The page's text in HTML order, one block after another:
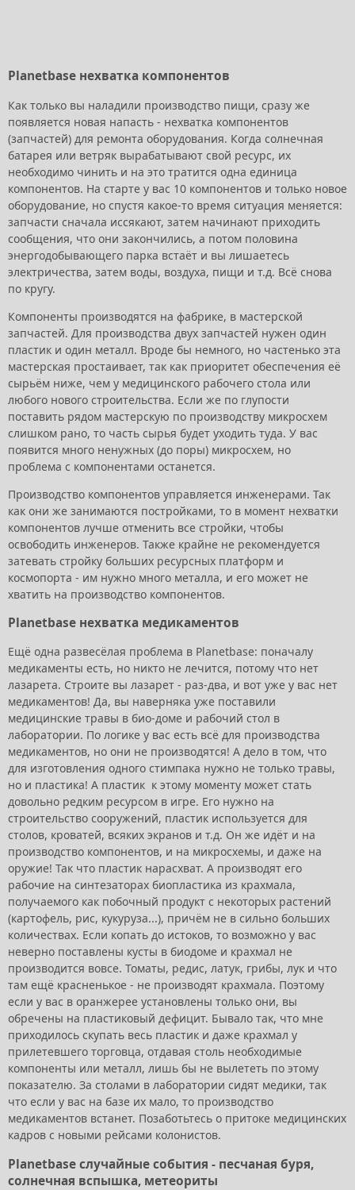
Planetbase нехватка компонентов
Как только вы наладили производство пищи, сразу же
появляется новая напасть - нехватка компонентов
(запчастей) для ремонта оборудования. Когда солнечная
батарея или ветряк вырабатывают свой ресурс, их
необходимо чинить и на это тратится одна единица
компонентов. На старте у вас 10 компонентов и только новое
оборудование, но спустя какое-то время ситуация меняется:
запчасти сначала иссякают, затем начинают приходить
сообщения, что они закончились, а потом половина
энергодобывающего парка встаёт и вы лишаетесь
электричества, затем воды, воздуха, пищи и т.д. Всё снова
по кругу.
Компоненты производятся на фабрике, в мастерской
запчастей. Для производства двух запчастей нужен один
пластик и один металл. Вроде бы немного, но частенько эта
мастерская простаивает, так как приоритет обеспечения её
сырьём ниже, чем у медицинского рабочего стола или
любого нового строительства. Если же по глупости
поставить рядом мастерскую по производству микросхем
слишком рано, то часть сырья будет уходить туда. У вас
появится много ненужных (до поры) микросхем, но
проблема с компонентами останется.
Производство компонентов управляется инженерами. Так
как они же занимаются постройками, то в момент нехватки
компонентов лучше отменить все стройки, чтобы
освободить инженеров. Также крайне не рекомендуется
затевать стройку больших ресурсных платформ и
космопорта - им нужно много металла, и его может не
хватить на производство компонентов.
Planetbase нехватка медикаментов
Ещё одна развесёлая проблема в Planetbase: поначалу
медикаменты есть, но никто не лечится, потому что нет
лазарета. Строите вы лазарет - раз-два, и вот уже у вас нет
медикаментов! Да, вы наверняка уже поставили
медицинские травы в био-доме и рабочий стол в
лаборатории. По логике у вас есть всё для производства
медикаментов, но они не производятся! А дело в том, что
для изготовления одного стимпака нужно не только травы,
но и пластика! А пластик к этому моменту может стать
довольно редким ресурсом в игре. Его нужно на
строительство сооружений, пластик используется для
столов, кроватей, всяких экранов и т.д. Он же идёт и на
производство компонентов, и на микросхемы, и даже на
оружие! Так что пластик нарасхват. А производят его
рабочие на синтезаторах биопластика из крахмала,
получаемого как побочный продукт с некоторых растений
(картофель, рис, кукуруза...), причём не в сильно больших
количествах. Если копать до истоков, то возможно у вас
неверно поставлены кусты в биодоме и крахмал не
производится вовсе. Томаты, редис, латук, грибы, лук и что
там ещё красненькое - не производят крахмала. Поэтому
если у вас в оранжерее установлены только они, вы
обречены на пластиковый дефицит. Бывало так, что мне
приходилось скупать весь пластик и даже крахмал у
прилетевшего торговца, отдавая столь необходимые
компоненты или металл, лишь бы не вылететь по этому
показателю. За столами в лаборатории сидят медики, так
что если у вас на базе их мало, то производство
медикаментов встанет. Позаботьтесь о притоке медицинских
кадров с новыми рейсами колонистов.
Planetbase случайные события - песчаная буря,
солнечная вспышка, метеориты